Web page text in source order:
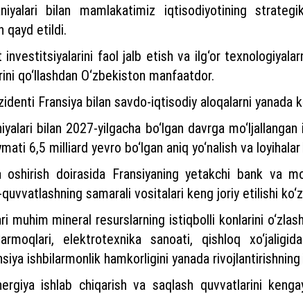
bilan mamlakatimiz iqtisodiyotining
qayd etildi.
investitsiyalarini faol jalb etish va ilg‘or
qo‘llashdan O‘zbekiston manfaatdor.
Fransiya bilan savdo-iqtisodiy aloqalarni yanada
bilan 2027-yilgacha bo‘lgan davrga
6,5 milliard yevro bo‘lgan aniq yo‘nalish va
oshirish doirasida Fransiyaning yetakchi bank va
quvvatlashning samarali vositalari keng joriy etilishi
muhim mineral resurslarning istiqbolli konlarini
elektrotexnika sanoati, qishloq
ishbilarmonlik hamkorligini yanada
ishlab chiqarish va saqlash quvvatlarini